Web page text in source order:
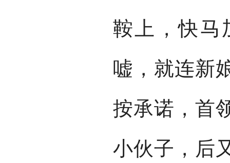
鞍上，快马
嘘，就连新
按承诺，首
小伙子，后